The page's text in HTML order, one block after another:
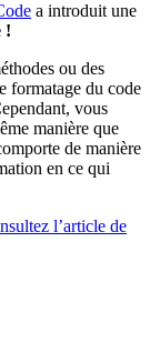
a introduit une
!
ou des
formatage du code
vous
manière que
de manière
en ce qui
l’article de